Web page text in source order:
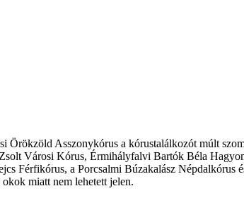
Örökzöld Asszonykórus a kórustalálkozót múlt
Városi Kórus, Érmihályfalvi Bartók Béla
Férfikórus, a Porcsalmi Búzakalász
miatt nem lehetett jelen.